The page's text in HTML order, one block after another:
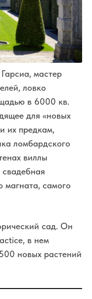
мастер
ловко
в 6000 кв.
для «новых
их предкам,
ломбардского
виллы
магната, самого
сад. Он
в нем
новых растений